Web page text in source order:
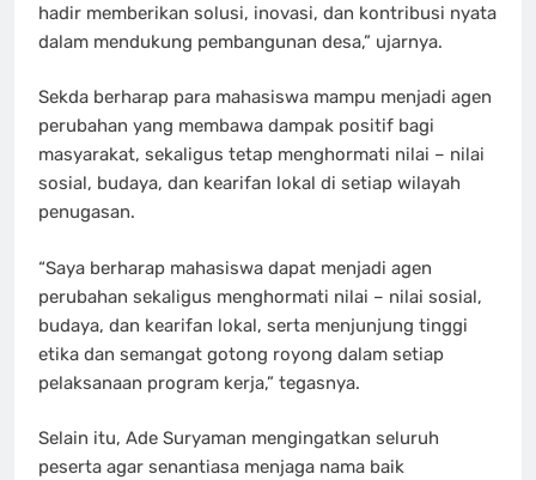
hadir memberikan solusi, inovasi, dan kontribusi nyata
dalam mendukung pembangunan desa,” ujarnya.
Sekda berharap para mahasiswa mampu menjadi agen
perubahan yang membawa dampak positif bagi
masyarakat, sekaligus tetap menghormati nilai – nilai
sosial, budaya, dan kearifan lokal di setiap wilayah
penugasan.
“Saya berharap mahasiswa dapat menjadi agen
perubahan sekaligus menghormati nilai – nilai sosial,
budaya, dan kearifan lokal, serta menjunjung tinggi
etika dan semangat gotong royong dalam setiap
pelaksanaan program kerja,” tegasnya.
Selain itu, Ade Suryaman mengingatkan seluruh
peserta agar senantiasa menjaga nama baik